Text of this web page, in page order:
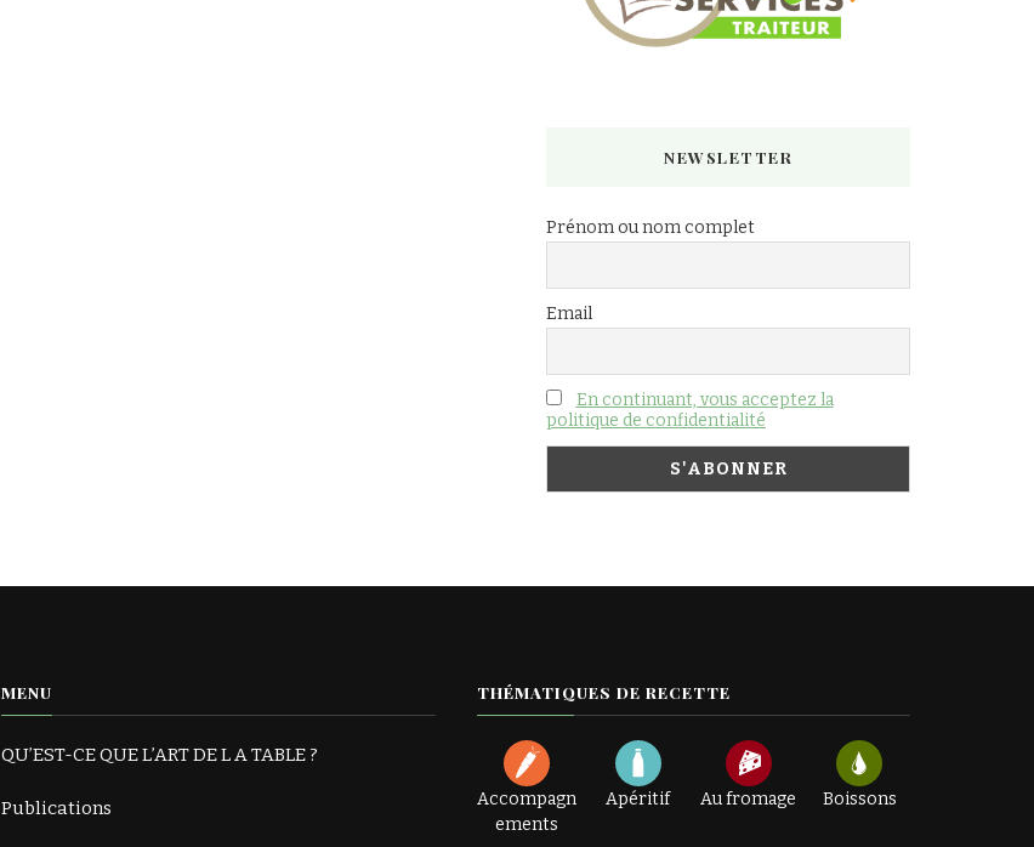
NEWSLETTER
Prénom ou nom complet
Email
En continuant, vous acceptez la
politique de confidentialité
MENU
QU’EST-CE QUE L’ART DE L A TABLE ?
Publications
THÉMATIQUES DE RECETTE
Accompagn
ements
Apéritif Au fromage Boissons